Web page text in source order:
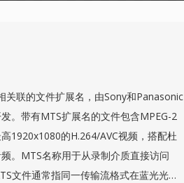
关联的文件扩展名，由Sony和Panasonic
。带有MTS扩展名的文件包含MPEG-2
1920x1080的H.264/AVC视频，搭配杜
。MTS名称用于从录制介质直接访问
文件通常指同一传输流格式在蓝光光盘